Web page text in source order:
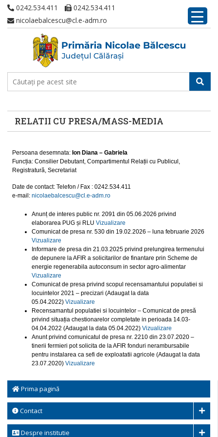
0242.534.411
0242.534.411
nicolaebalcescu@cl.e-adm.ro
RELATII CU PRESA/MASS-MEDIA
Prima pagină
Contact
Despre institutie
Persoana desemnata: Ion Diana – Gabriela
Funcția: Consilier Debutant, Compartimentul Relații cu Publicul,
Registratură, Secretariat
Date de contact: Telefon / Fax : 0242.534.411
e-mail: nicolaebalcescu@cl.e-adm.ro
Anunț de interes public nr. 2091 din 05.06.2026 privind
elaborarea PUG și RLU Vizualizare
Comunicat de presa nr. 530 din 19.02.2026 – luna februarie 2026
Vizualizare
Informare de presa din 21.03.2025 privind prelungirea termenului
de depunere la AFIR a solicitarilor de finantare prin Scheme de
energie regenerabila autoconsum in sector agro-alimentar
Vizualizare
Comunicat de presa privind scopul recensamantului populatiei si
locuintelor 2021 – precizari (Adaugat la data
05.04.2022) Vizualizare
Recensamantul populatiei si locuintelor – Comunicat de presă
privind situația chestionarelor completate in perioada 14.03-
04.04.2022 (Adaugat la data 05.04.2022) Vizualizare
Anunt privind comunicatul de presa nr. 2210 din 23.07.2020 –
tinerii fermieri pot solicita de la AFIR fonduri nerambursabile
pentru instalarea ca sefi de exploatatii agricole (Adaugat la data
23.07.2020) Vizualizare